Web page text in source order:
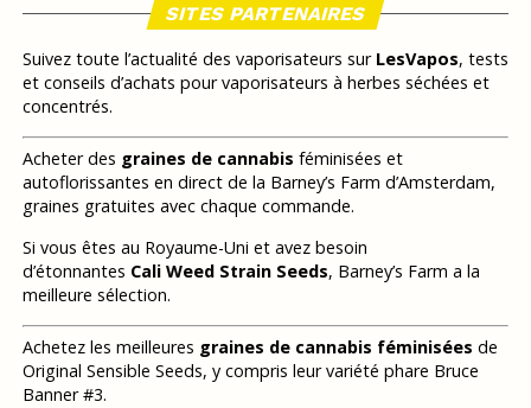
SITES PARTENAIRES
Suivez toute l’actualité des vaporisateurs sur LesVapos, tests
et conseils d’achats pour vaporisateurs à herbes séchées et
concentrés.
Acheter des graines de cannabis féminisées et
autoflorissantes en direct de la Barney’s Farm d’Amsterdam,
graines gratuites avec chaque commande.
Si vous êtes au Royaume-Uni et avez besoin
d’étonnantes Cali Weed Strain Seeds, Barney’s Farm a la
meilleure sélection.
Achetez les meilleures graines de cannabis féminisées de
Original Sensible Seeds, y compris leur variété phare Bruce
Banner #3.